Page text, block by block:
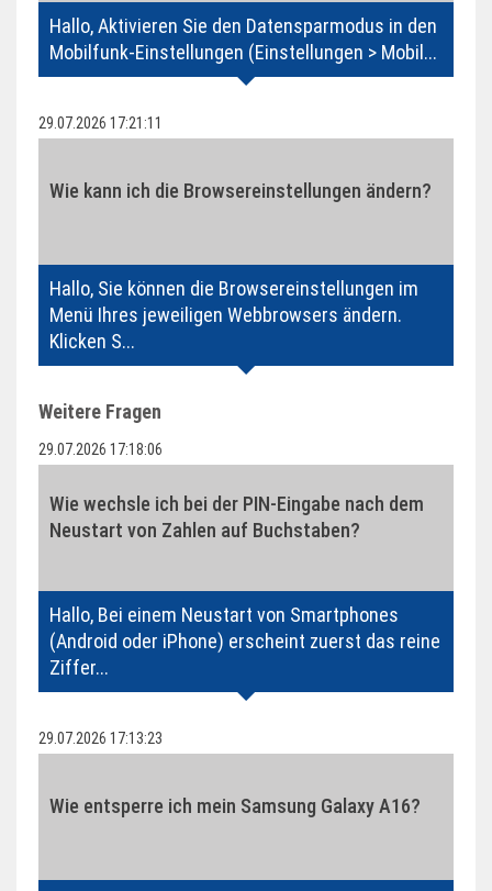
Hallo, Aktivieren Sie den Datensparmodus in den
Mobilfunk-Einstellungen (Einstellungen > Mobil...
29.07.2026 17:21:11
Wie kann ich die Browsereinstellungen ändern?
Hallo, Sie können die Browsereinstellungen im
Menü Ihres jeweiligen Webbrowsers ändern.
Klicken S...
Weitere Fragen
29.07.2026 17:18:06
Wie wechsle ich bei der PIN-Eingabe nach dem
Neustart von Zahlen auf Buchstaben?
Hallo, Bei einem Neustart von Smartphones
(Android oder iPhone) erscheint zuerst das reine
Ziffer...
29.07.2026 17:13:23
Wie entsperre ich mein Samsung Galaxy A16?